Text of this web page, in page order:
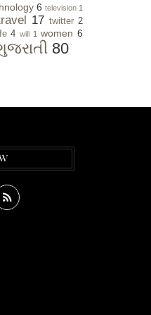
6 television 1
17 twitter 2
4 will 1 women 6
80